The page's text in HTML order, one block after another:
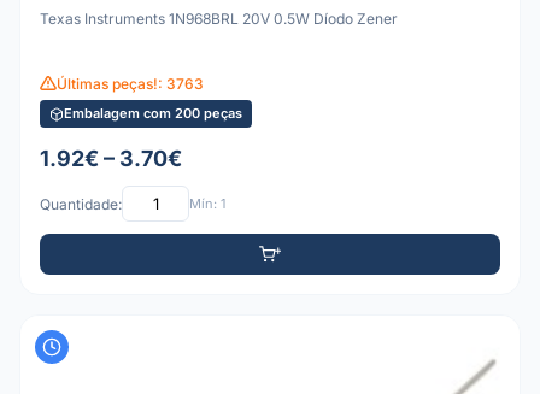
Texas Instruments 1N968BRL 20V 0.5W Díodo Zener
Últimas peças!: 3763
Embalagem com 200 peças
1.92€ – 3.70€
Quantidade: Mín: 1